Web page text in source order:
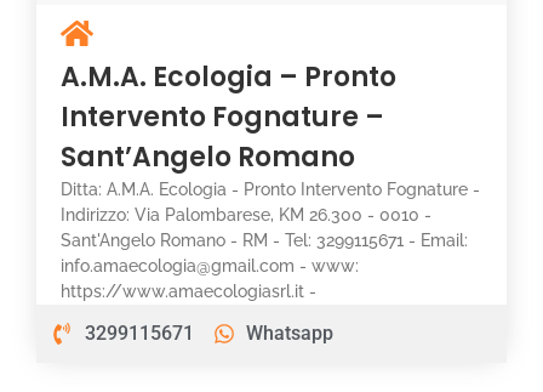
A.M.A. Ecologia – Pronto
Intervento Fognature –
Sant’Angelo Romano
Ditta: A.M.A. Ecologia - Pronto Intervento Fognature -
Indirizzo: Via Palombarese, KM 26.300 - 0010 -
Sant'Angelo Romano - RM - Tel: 3299115671 - Email:
info.amaecologia@gmail.com - www:
https://www.amaecologiasrl.it -
3299115671 Whatsapp